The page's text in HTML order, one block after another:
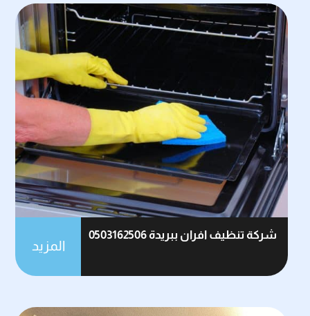
شركة تنظيف افران ببريدة 0503162506
المزيد